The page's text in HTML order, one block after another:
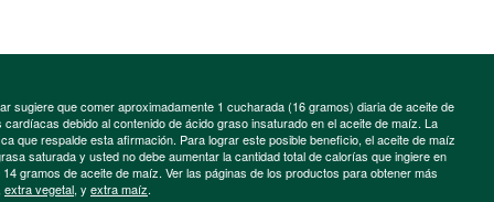
sugiere que comer aproximadamente 1 cucharada (16 gramos) diaria de aceite de
debido al contenido de ácido graso insaturado en el aceite de maíz. La
que respalde esta afirmación. Para lograr este posible beneficio, el aceite de maíz
saturada y usted no debe aumentar la cantidad total de calorías que ingiere en
gramos de aceite de maíz. Ver las páginas de los productos para obtener más
extra vegetal, y extra maíz.